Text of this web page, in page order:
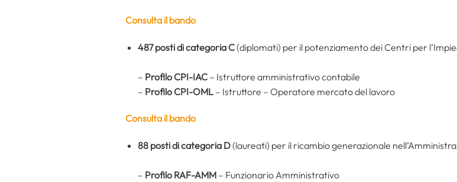
Consulta il bando
487 posti di categoria C(diplomati) per il potenziamento dei Centri per
– Profilo CPI-IAC– Istruttore amministrativo contabile
– Profilo CPI-OML– Istruttore – Operatore mercato del lavoro
Consulta il bando
88 posti di categoria D(laureati) per il ricambio generazionale
– Profilo RAF-AMM– Funzionario Amministrativo